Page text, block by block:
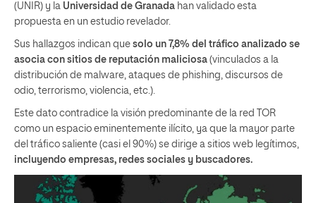
(UNIR) y la Universidad de Granada han validado esta
propuesta en un estudio revelador.
Sus hallazgos indican que solo un 7,8% del tráfico analizado se
asocia con sitios de reputación maliciosa (vinculados a la
distribución de malware, ataques de phishing, discursos de
odio, terrorismo, violencia, etc.).
Este dato contradice la visión predominante de la red TOR
como un espacio eminentemente ilícito, ya que la mayor parte
del tráfico saliente (casi el 90%) se dirige a sitios web legítimos,
incluyendo empresas, redes sociales y buscadores.